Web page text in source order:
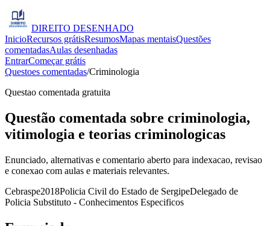
DIREITO DESENHADO
InicioRecursos grátisResumosMapas mentaisQuestões
comentadasAulas desenhadas
EntrarComeçar grátis
Questoes comentadas/Criminologia
Questao comentada gratuita
Questão comentada sobre criminologia,
vitimologia e teorias criminologicas
Enunciado, alternativas e comentario aberto para indexacao, revisao
e conexao com aulas e materiais relevantes.
Cebraspe2018Policia Civil do Estado de SergipeDelegado de
Policia Substituto - Conhecimentos Especificos